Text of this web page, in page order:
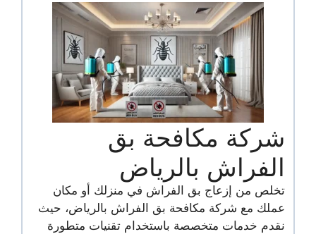
شركة مكافحة بق
الفراش بالرياض
تخلص من إزعاج بق الفراش في منزلك أو مكان
عملك مع شركة مكافحة بق الفراش بالرياض، حيث
نقدم خدمات متخصصة باستخدام تقنيات متطورة